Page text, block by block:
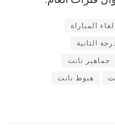
إلغاء المباراة
الثانية
جماهير نانت
هبوط نانت